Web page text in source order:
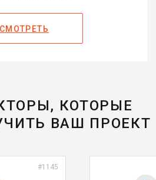
СМОТРЕТЬ
КОТОРЫЕ
ВАШ ПРОЕКТ
#1145